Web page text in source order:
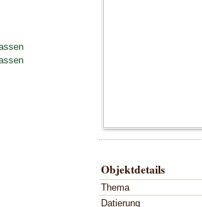
Objektdetails
Thema
Datierung